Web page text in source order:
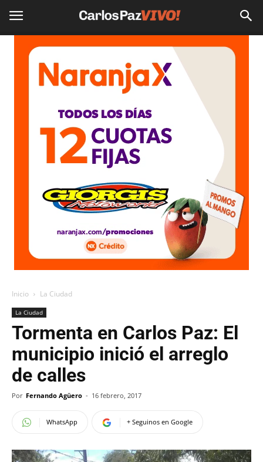
Inicio La Ciudad
La Ciudad
Tormenta en Carlos Paz: El
municipio inició el arreglo
de calles
Por Fernando Agüero - 16 febrero, 2017
WhatsApp + Seguinos en Google